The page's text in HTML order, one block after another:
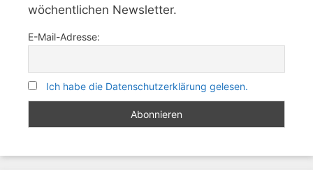
wöchentlichen Newsletter.
E-Mail-Adresse:
Ich habe die Datenschutzerklärung gelesen.